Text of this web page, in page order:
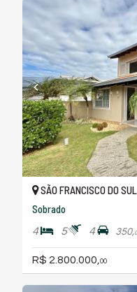
SÃO FRANCISCO DO
Sobrado
4 5 4 350,
R$ 2.800.000, 00